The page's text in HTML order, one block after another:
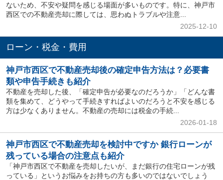
ないため、不安や疑問を感じる場面が多いものです。特に、神戸市
西区での不動産売却に際しては、思わぬトラブルや注意...
2025-12-10
ローン・税金・費用
神戸市西区で不動産売却後の確定申告方法は？必要書
類や申告手続きも紹介
不動産を売却した後、「確定申告が必要なのだろうか」「どんな書
類を集めて、どうやって手続きすればよいのだろうと不安を感じる
方は少なくありません。不動産の売却には税金の手続...
2026-01-18
神戸市西区で不動産売却を検討中ですか 銀行ローンが
残っている場合の注意点も紹介
「神戸市西区で不動産を売却したいが、まだ銀行の住宅ローンが残
っている」というお悩みをお持ちの方も多いのではないでしょう